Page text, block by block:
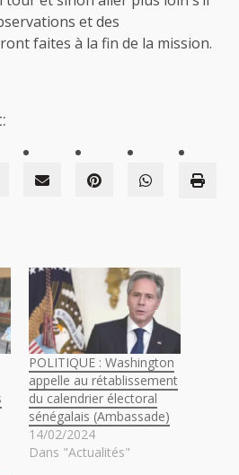
et des
faites à la fin de la mission.
POLITIQUE : Washington
appelle au rétablissement
du calendrier électoral
sénégalais (Ambassade)
14/02/2024
Dans "Actualités"